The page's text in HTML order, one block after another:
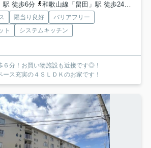
駅 徒歩6分
和歌山線「畠田」駅 徒歩24分
陽当り良好
バリアフリー
ト
システムキッチン
６分！お買い物施設も近接です◎！
ス充実の４ＳＬＤＫのお家です！